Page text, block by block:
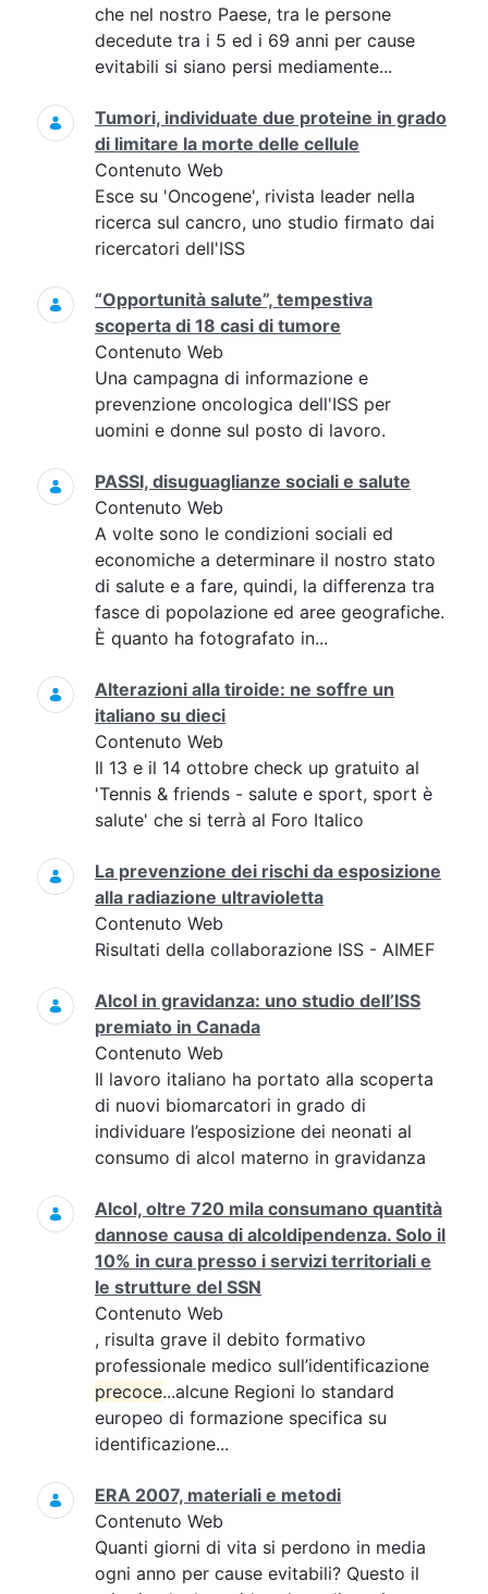
che nel nostro Paese, tra le persone
decedute tra i 5 ed i 69 anni per cause
evitabili si siano persi mediamente...
Tumori, individuate due proteine in grado
di limitare la morte delle cellule
Contenuto Web
Esce su 'Oncogene', rivista leader nella
ricerca sul cancro, uno studio firmato dai
ricercatori dell'ISS
“Opportunità salute”, tempestiva
scoperta di 18 casi di tumore
Contenuto Web
Una campagna di informazione e
prevenzione oncologica dell'ISS per
uomini e donne sul posto di lavoro.
PASSI, disuguaglianze sociali e salute
Contenuto Web
A volte sono le condizioni sociali ed
economiche a determinare il nostro stato
di salute e a fare, quindi, la differenza tra
fasce di popolazione ed aree geografiche.
È quanto ha fotografato in...
Alterazioni alla tiroide: ne soffre un
italiano su dieci
Contenuto Web
Il 13 e il 14 ottobre check up gratuito al
'Tennis & friends - salute e sport, sport è
salute' che si terrà al Foro Italico
La prevenzione dei rischi da esposizione
alla radiazione ultravioletta
Contenuto Web
Risultati della collaborazione ISS - AIMEF
Alcol in gravidanza: uno studio dell’ISS
premiato in Canada
Contenuto Web
Il lavoro italiano ha portato alla scoperta
di nuovi biomarcatori in grado di
individuare l’esposizione dei neonati al
consumo di alcol materno in gravidanza
Alcol, oltre 720 mila consumano quantità
dannose causa di alcoldipendenza. Solo il
10% in cura presso i servizi territoriali e
le strutture del SSN
Contenuto Web
, risulta grave il debito formativo
professionale medico sull’identificazione
precoce...alcune Regioni lo standard
europeo di formazione specifica su
identificazione...
ERA 2007, materiali e metodi
Contenuto Web
Quanti giorni di vita si perdono in media
ogni anno per cause evitabili? Questo il